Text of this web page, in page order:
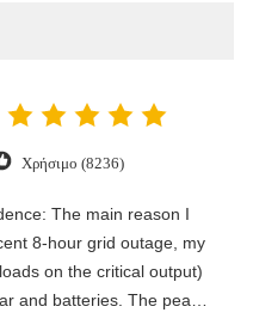
Χρήσιμο (8236)
The main reason I
8-hour grid outage, my
on the critical output)
and batteries. The peace